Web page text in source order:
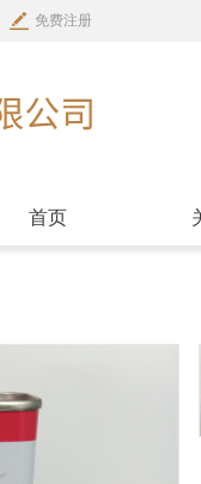
免费注册
首页